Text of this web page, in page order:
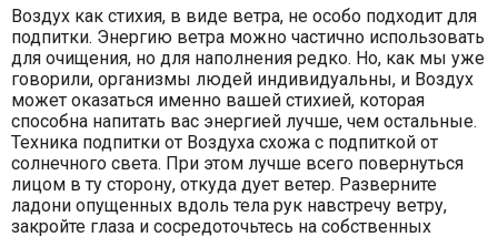
Воздух как стихия, в виде ветра, не особо подходит для
подпитки. Энергию ветра можно частично использовать
для очищения, но для наполнения редко. Но, как мы уже
говорили, организмы людей индивидуальны, и Воздух
может оказаться именно вашей стихией, которая
способна напитать вас энергией лучше, чем остальные.
Техника подпитки от Воздуха схожа с подпиткой от
солнечного света. При этом лучше всего повернуться
лицом в ту сторону, откуда дует ветер. Разверните
ладони опущенных вдоль тела рук навстречу ветру,
закройте глаза и сосредоточьтесь на собственных